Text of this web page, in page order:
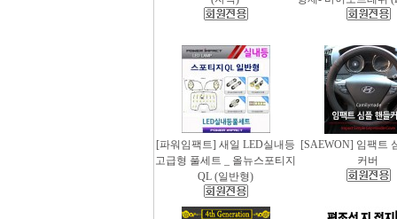
[파워임팩트] 새일 LED실내등
고급형 풀세트 _ 올뉴스포티지
QL (일반형)
[SAEWON] 임팩트
커버